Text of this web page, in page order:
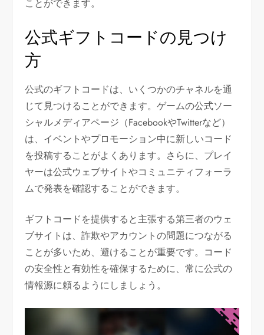
ことができます。
公式ギフトコードの見つけ
方
公式のギフトコードは、いくつかのチャネルを通
じて見つけることができます。ゲームの公式ソー
シャルメディアページ（FacebookやTwitterなど）
は、イベントやプロモーション中に新しいコード
を投稿することがよくあります。さらに、プレイ
ヤーは公式ウェブサイトやコミュニティフォーラ
ムで発表を確認することができます。
ギフトコードを提供すると主張する第三者のウェ
ブサイトは、詐欺やアカウントの問題につながる
ことが多いため、避けることが重要です。コード
の安全性と有効性を確保するために、常に公式の
情報源に頼るようにしましょう。